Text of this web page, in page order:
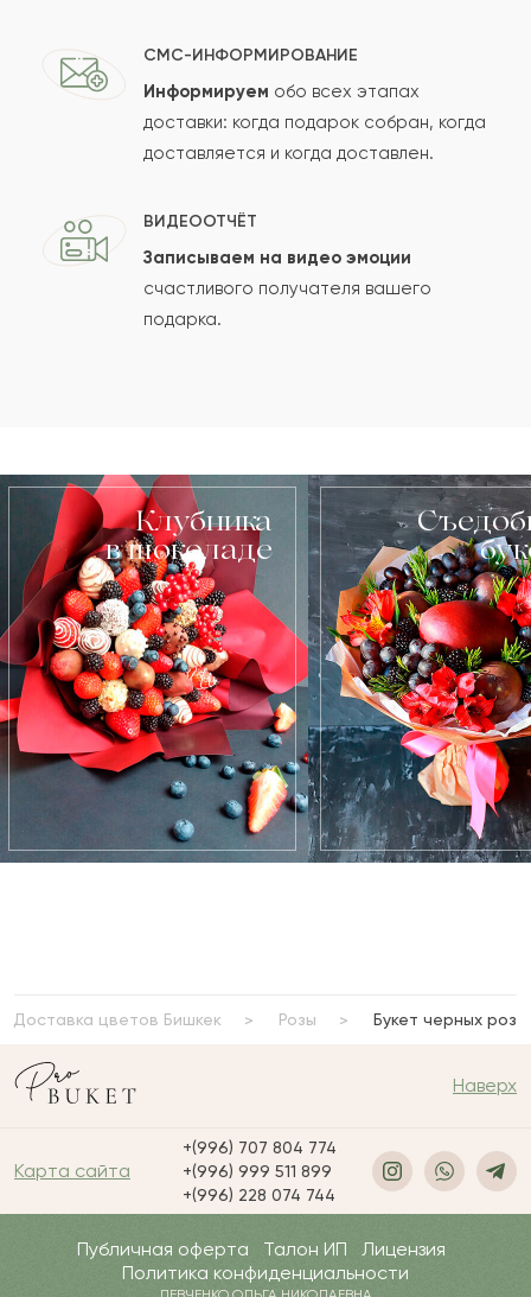
СМС-ИНФОРМИРОВАНИЕ
Информируем обо всех этапах
доставки: когда подарок собран, когда
доставляется и когда доставлен.
ВИДЕООТЧЁТ
Записываем на видео эмоции
счастливого получателя вашего
подарка.
Клубника
в шоколаде
Доставка цветов Бишкек Розы Букет черных роз
Наверх
Карта сайта
+(996) 707 804 774
+(996) 999 511 899
+(996) 228 074 744
Публичная оферта Талон ИП
Лицензия
Политика конфиденциальности